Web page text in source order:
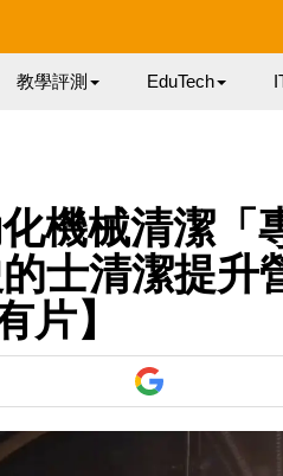
教學評測 EduTech
機械清潔「
士清潔提升
片】